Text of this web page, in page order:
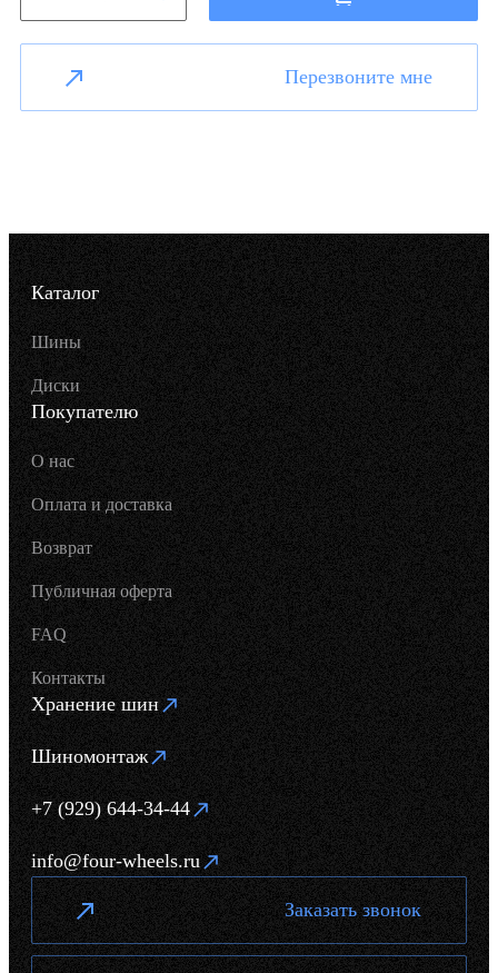
Перезвоните мне
Каталог
Шины
Диски
Покупателю
О нас
Оплата и доставка
Возврат
Публичная оферта
FAQ
Контакты
Хранение шин
Шиномонтаж
+7 (929) 644-34-44
info@four-wheels.ru
Заказать звонок